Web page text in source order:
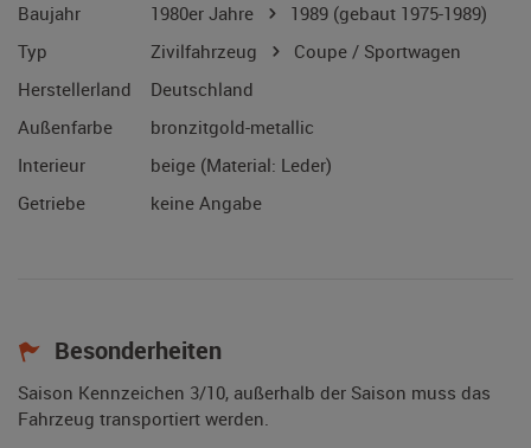
Baujahr
1980er Jahre 1989 (gebaut 1975-1989)
Typ
Zivilfahrzeug
Coupe / Sportwagen
Herstellerland
Deutschland
Außenfarbe
bronzitgold-metallic
Interieur
beige (Material: Leder)
Getriebe
keine Angabe
Besonderheiten
Saison Kennzeichen 3/10, außerhalb der Saison muss das
Fahrzeug transportiert werden.